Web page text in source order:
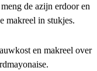
de azijn erdoor en
makreel in stukjes.
en makreel over